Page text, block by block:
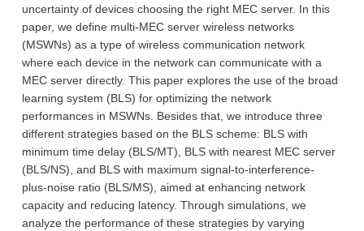
uncertainty of devices choosing the right MEC server. In this
paper, we define multi-MEC server wireless networks
(MSWNs) as a type of wireless communication network
where each device in the network can communicate with a
MEC server directly. This paper explores the use of the broad
learning system (BLS) for optimizing the network
performances in MSWNs. Besides that, we introduce three
different strategies based on the BLS scheme: BLS with
minimum time delay (BLS/MT), BLS with nearest MEC server
(BLS/NS), and BLS with maximum signal-to-interference-
plus-noise ratio (BLS/MS), aimed at enhancing network
capacity and reducing latency. Through simulations, we
analyze the performance of these strategies by varying